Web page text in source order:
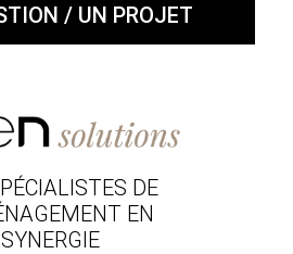
/ UN PROJET
DE
EN
SYNERGIE